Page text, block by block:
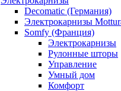
Decomatic (Германия)
Электрокарнизы
Somfy (Франция)
Электрокарнизы
Рулонные шторы
Управление
Умный дом
Комфорт